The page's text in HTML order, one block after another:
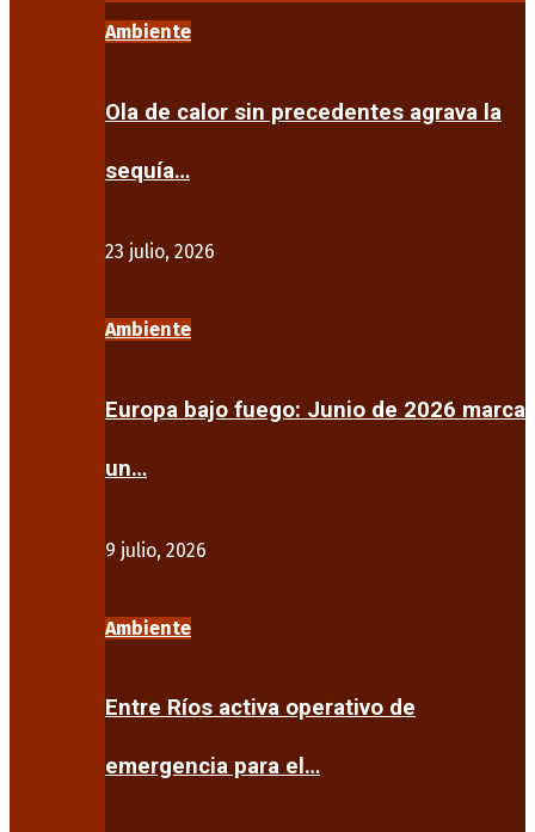
Ambiente
Ola de calor sin precedentes agrava la
sequía…
23 julio, 2026
Ambiente
Europa bajo fuego: Junio de 2026 marca
un…
9 julio, 2026
Ambiente
Entre Ríos activa operativo de
emergencia para el…